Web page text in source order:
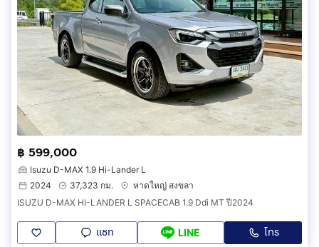
฿ 599,000
Isuzu D-MAX 1.9 Hi-Lander L
2024
37,323 กม.
หาดใหญ่ สงขลา
ISUZU D-MAX HI-LANDER L SPACECAB 1.9 Ddi MT ปี2024
แชท LINE โทร